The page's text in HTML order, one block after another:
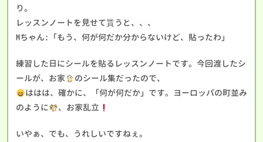
り。
レッスンノートを見せて貰うと、、、
Mちゃん:「もう、何が何だか分からないけど、貼ったわ」
練習した日にシールを貼るレッスンノートです。今回渡したシ
ールが、お家
のシール集だったので、
ははは、確かに、「何が何だか」です。ヨーロッパの町並み
のように
、お家乱立
いやぁ、でも、うれしいですねぇ。